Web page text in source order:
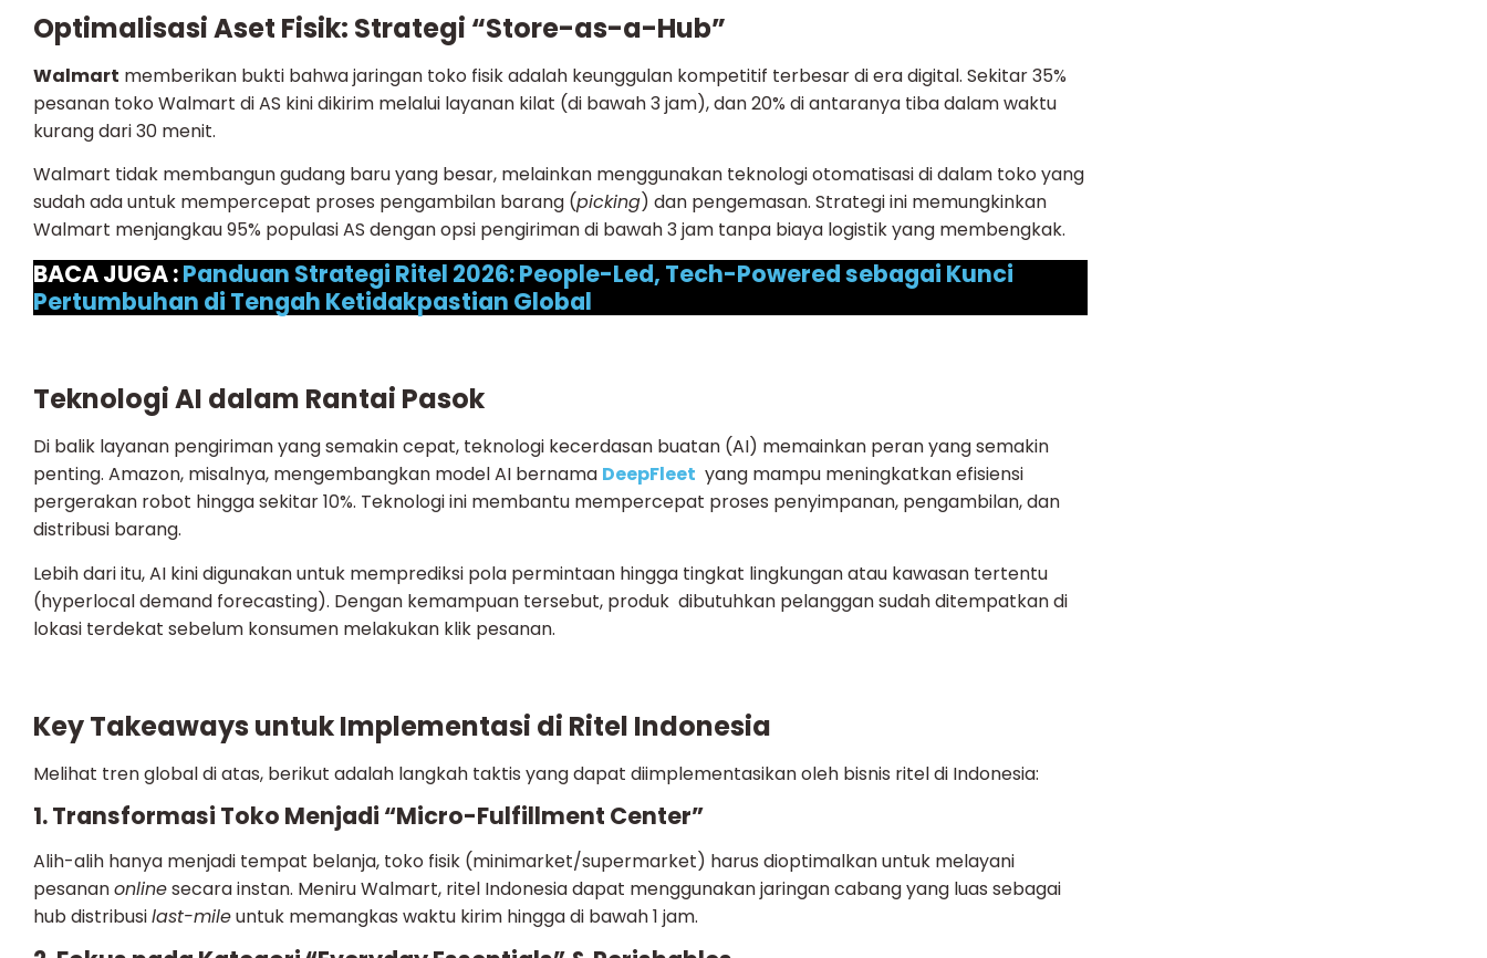
Optimalisasi Aset Fisik: Strategi “Store-as-a-Hub”
Walmart memberikan bukti bahwa jaringan toko fisik adalah keunggulan kompetitif terbesar di era digital. Sekitar 35%
pesanan toko Walmart di AS kini dikirim melalui layanan kilat (di bawah 3 jam), dan 20% di antaranya tiba dalam waktu
kurang dari 30 menit.
Walmart tidak membangun gudang baru yang besar, melainkan menggunakan teknologi otomatisasi di dalam toko yang
sudah ada untuk mempercepat proses pengambilan barang (picking) dan pengemasan. Strategi ini memungkinkan
Walmart menjangkau 95% populasi AS dengan opsi pengiriman di bawah 3 jam tanpa biaya logistik yang membengkak.
BACA JUGA :Panduan Strategi Ritel 2026: People-Led, Tech-Powered sebagai Kunci
Pertumbuhan di Tengah Ketidakpastian Global
Teknologi AI dalam Rantai Pasok
Di balik layanan pengiriman yang semakin cepat, teknologi kecerdasan buatan (AI) memainkan peran yang semakin
penting. Amazon, misalnya, mengembangkan model AI bernama DeepFleet yang mampu meningkatkan efisiensi
pergerakan robot hingga sekitar 10%. Teknologi ini membantu mempercepat proses penyimpanan, pengambilan, dan
distribusi barang.
Lebih dari itu, AI kini digunakan untuk memprediksi pola permintaan hingga tingkat lingkungan atau kawasan tertentu
(hyperlocal demand forecasting). Dengan kemampuan tersebut, produk dibutuhkan pelanggan sudah ditempatkan di
lokasi terdekat sebelum konsumen melakukan klik pesanan.
Key Takeaways untuk Implementasi di Ritel Indonesia
Melihat tren global di atas, berikut adalah langkah taktis yang dapat diimplementasikan oleh bisnis ritel di Indonesia:
1. Transformasi Toko Menjadi “Micro-Fulfillment Center”
Alih-alih hanya menjadi tempat belanja, toko fisik (minimarket/supermarket) harus dioptimalkan untuk melayani
pesananonlinesecara instan. Meniru Walmart, ritel Indonesia dapat menggunakan jaringan cabang yang luas sebagai
hub distribusilast-mileuntuk memangkas waktu kirim hingga di bawah 1 jam.